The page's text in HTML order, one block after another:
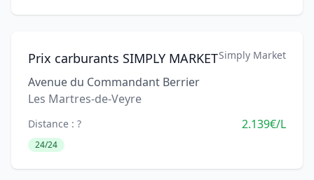
Prix carburants SIMPLY MARKETSimply Market
Avenue du Commandant Berrier
Les Martres-de-Veyre
Distance : ? 2.139€/L
24/24